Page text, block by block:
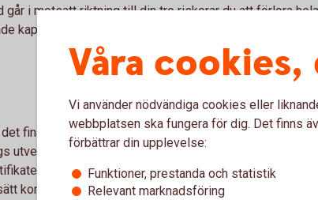
går i motsatt riktning till din tro riskerar du att förlora hela
kapital. Här har vi sammanfattat de viktigaste riskerna
finansiella instrumentet bland annat kommer att
utveckling. Skulle underliggande tillgång sjunka i värde
att sjunka med hävstången gånger dagliga
kommer Bear-certifikatet att falla i värde om
Våra
Vi använder nödvändiga cookies eller
webbplatsen ska fungera för dig. Det finns
förbättrar din upplevelse:
Funktioner, prestanda och statistik
Relevant marknadsföring